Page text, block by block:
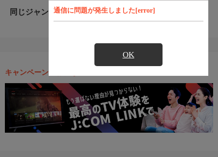
通信に問題が発生しました[error]
OK
同じジャンルのおすすめ番組
キャンペーン・お得な情報